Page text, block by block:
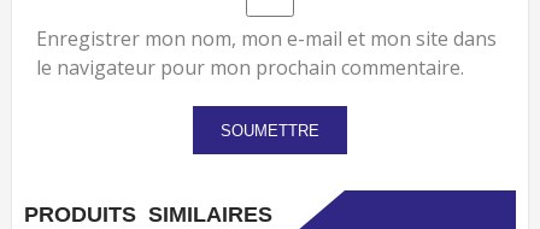
Enregistrer mon nom, mon e-mail et mon site dans
le navigateur pour mon prochain commentaire.
PRODUITS SIMILAIRES